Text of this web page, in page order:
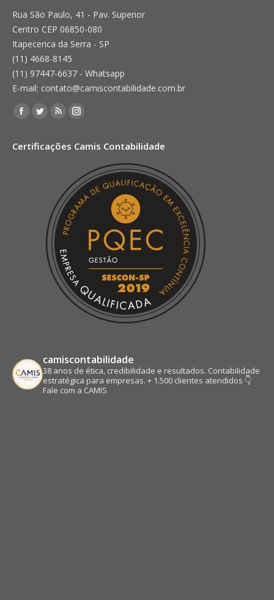
Rua São Paulo, 41 - Pav. Superior
Centro CEP 06850-080
Itapecerica da Serra - SP
(11) 4668-8145
(11) 97447-6637 - Whatsapp
E-mail: contato@camiscontabilidade.com.br
Encontre-nos em:
Facebook
opens
Twitter
opens
window
Rss
opens
new
window
Instagram
opens
new
window
Certificações Camis Contabilidade
camiscontabilidade
38 anos de ética, credibilidade e resultados. Contabilidade
estratégica para empresas. + 1.500 clientes atendidos 👇
Fale com a CAMIS